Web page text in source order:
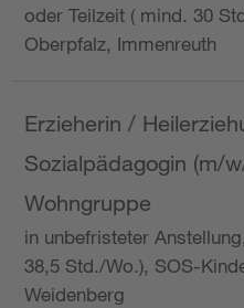
oder Teilzeit ( mind. 30
Oberpfalz, Immenreuth
Erzieherin /
Sozialpädagogin (m/
Wohngruppe
in unbefristeter
38,5 Std./Wo.), SOS-
Weidenberg